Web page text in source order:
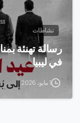
نشاطات
في ليبيا
1 مايو، 2026